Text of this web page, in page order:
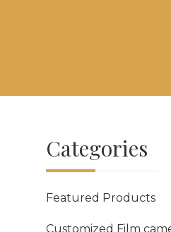
Categories
Featured Products
Customized Film